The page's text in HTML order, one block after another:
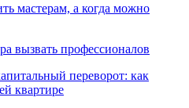
мастерам, а когда можно
вызвать профессионалов
переворот: как
квартире